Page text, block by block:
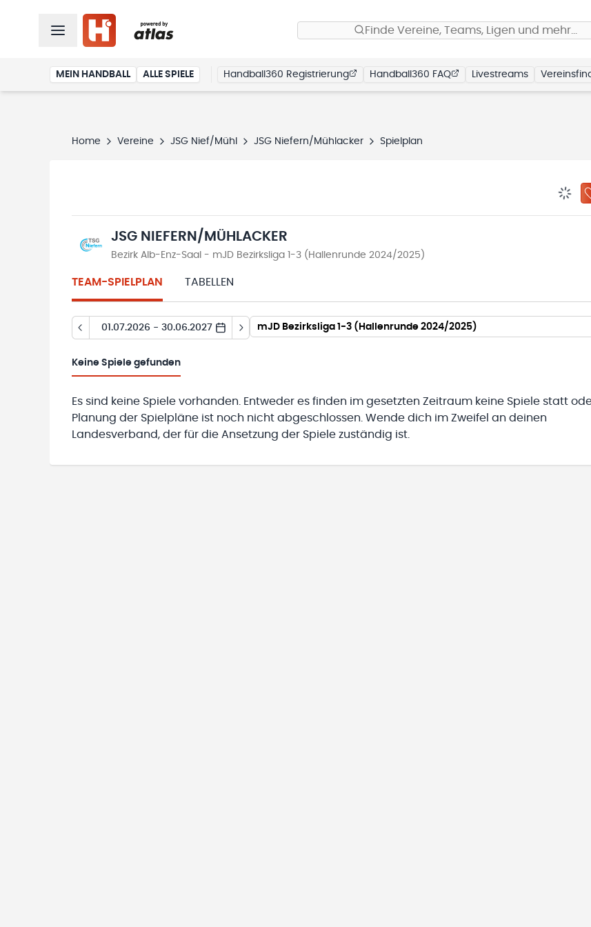
Finde Vereine, Teams, Ligen und mehr…
MEIN HANDBALL ALLE SPIELE Handball360 Registrierung Handball360 FAQ Livestreams
Home Vereine JSG Nief/Mühl JSG Niefern/Mühlacker Spielplan
JSG NIEFERN/MÜHLACKER
Bezirk Alb-Enz-Saal - mJD Bezirksliga 1-3 (Hallenrunde 2024/2025)
TEAM-SPIELPLAN TABELLEN
01.07.2026 - 30.06.2027 mJD Bezirksliga 1-3 (Hallenrunde 2024/2025)
Keine Spiele gefunden
Es sind keine Spiele vorhanden. Entweder es finden im gesetzten Zeitraum keine Spiele statt
Planung der Spielpläne ist noch nicht abgeschlossen. Wende dich im Zweifel an deinen
Landesverband, der für die Ansetzung der Spiele zuständig ist.